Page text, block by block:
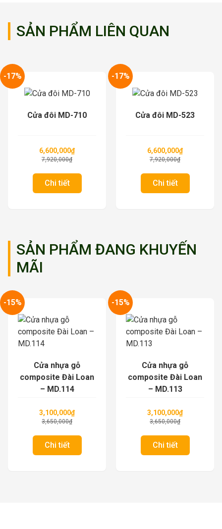
SẢN PHẨM LIÊN QUAN
-17%
Cửa đôi MD-523
6,600,000₫
7,920,000₫
Chi tiết
-17%
Cửa đôi MD-210
6,600,000₫
7,920,000₫
Chi tiết
SẢN PHẨM ĐANG KHUYẾN
MÃI
-15%
Cửa nhựa gỗ
composite Đài Loan
– MD.113
3,100,000₫
3,650,000₫
Chi tiết
-15%
Cửa nhựa gỗ
composite Đài Loan
– MD.112
3,100,000₫
3,650,000₫
Chi tiết